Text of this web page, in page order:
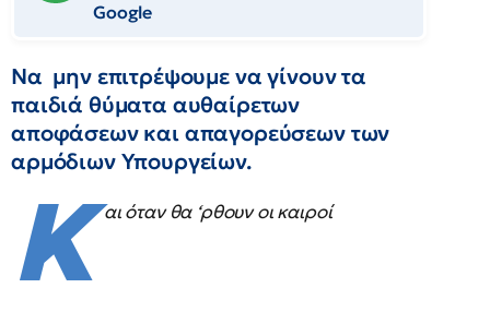
Google
Να μην επιτρέψουμε να γίνουν τα
παιδιά θύματα αυθαίρετων
αποφάσεων και απαγορεύσεων των
αρμόδιων Υπουργείων.
Κ αι όταν θα ‘ρθουν οι καιροί